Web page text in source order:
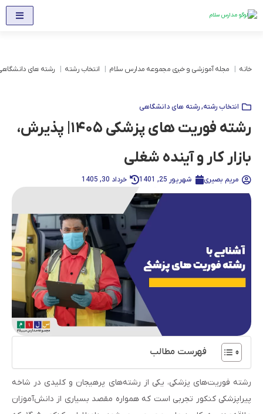
خانه مجله آموزشی و خبری مجموعه مدارس سلام انتخاب رشته رشته های
انتخاب رشته,رشته های دانشگاهی
رشته فوریت های پزشکی ۱۴۰۵| پذیرش،
بازار کار و آینده شغلی
مریم بصیری شهریور 25, 1401 خرداد 30, 1405
فهرست مطالب
رشته فوریت‌های پزشکی، یکی از رشته‌های پرهیجان و کلیدی در شاخه
پیراپزشکی کنکور تجربی است که همواره مقصد بسیاری از دانش‌آموزان